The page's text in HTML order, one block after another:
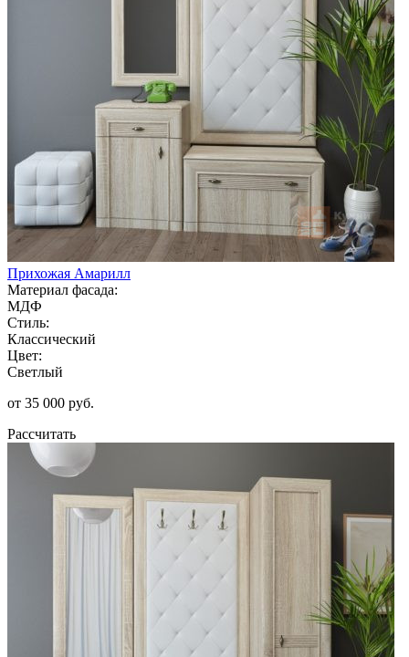
Прихожая Амарилл
Материал фасада:
МДФ
Стиль:
Классический
Цвет:
Светлый
от 35 000 руб.
Рассчитать